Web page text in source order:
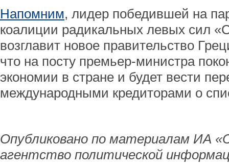
Напомним, лидер победившей на
коалиции радикальных левых сил
возглавит новое правительство
что на посту премьер-министра
экономии в стране и будет вести
международными кредиторами о
Опубликовано по материалам ИА
агентство политической